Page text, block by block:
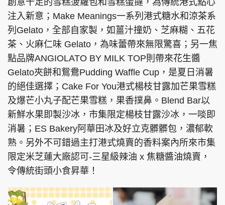
注入新意；Make Meanings一系列港式糖水和涼茶系
列Gelato，全部自家製，如薑汁撞奶、芝麻糊、五花
茶、火麻仁味 Gelato，為味蕾帶來無限驚喜；另一焦
點品牌ANGIOLATO BY MILK TOP則帶來花生醬
Gelato夾餅和鴛鴦Pudding Waffle Cup，是夏日消暑
的絕佳選擇；Cake For You港式楊枝甘露加芒果雪糕
及爆芒小丸子配芒果雪糕，果香撲鼻。Blend Bar以
新鮮水果即製沙冰，市集限定楊枝甘露沙冰，一啖即
消暑；ES Bakery阿華田冰及好立克髒髒包，濃郁軟
熟。另外不可錯過主打港式燒賣的香料案內所來市集
限定米芝蓮大廠認可-三星級辣油 x 焦糖醬油燒賣，
令傳統街頭小食昇華！